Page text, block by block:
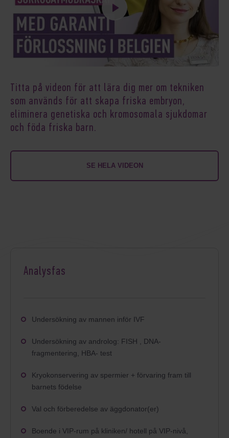
Titta på videon för att lära dig mer om tekniken
som används för att skapa friska embryon,
eliminera genetiska och kromosomala sjukdomar
och föda friska barn.
SE HELA VIDEON
Analysfas
Undersökning av mannen inför IVF
Undersökning av androlog: FISH , DNA-
fragmentering, HBA- test
Kryokonservering av spermier + förvaring fram till
barnets födelse
Val och förberedelse av äggdonator(er)
Boende i VIP-rum på kliniken/ hotell på VIP-nivå,